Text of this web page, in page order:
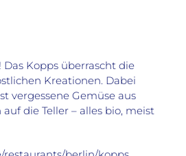
Kopps überrascht die
Kreationen. Dabei
vergessene Gemüse aus
die Teller – alles bio, meist